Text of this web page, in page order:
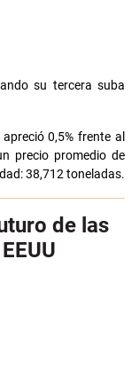
su tercera suba
0,5% frente al
precio promedio de
38,712 toneladas.
de las